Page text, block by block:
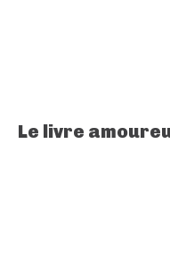
Le livre